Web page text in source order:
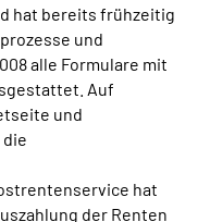
hat bereits frühzeitig
und
alle Formulare mit
Auf
und
hat
der Renten